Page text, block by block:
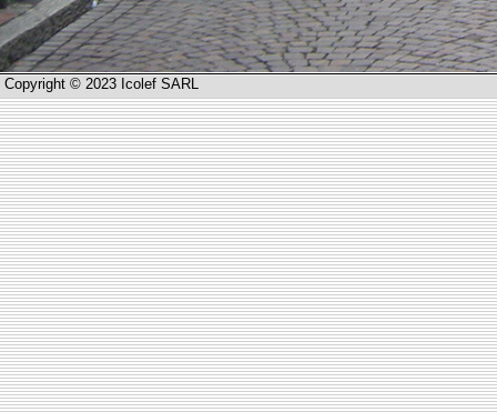
Copyright © 2023 Icolef SARL